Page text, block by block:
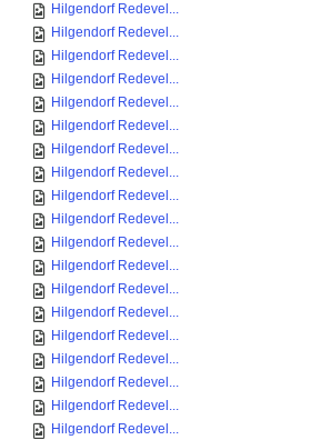
Hilgendorf Redevel...
Hilgendorf Redevel...
Hilgendorf Redevel...
Hilgendorf Redevel...
Hilgendorf Redevel...
Hilgendorf Redevel...
Hilgendorf Redevel...
Hilgendorf Redevel...
Hilgendorf Redevel...
Hilgendorf Redevel...
Hilgendorf Redevel...
Hilgendorf Redevel...
Hilgendorf Redevel...
Hilgendorf Redevel...
Hilgendorf Redevel...
Hilgendorf Redevel...
Hilgendorf Redevel...
Hilgendorf Redevel...
Hilgendorf Redevel...